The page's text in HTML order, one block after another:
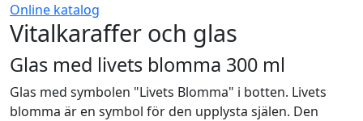
Online katalog
Vitalkaraffer och glas
Glas med livets blomma 300 ml
Glas med symbolen "Livets Blomma" i botten. Livets
blomma är en symbol för den upplysta själen. Den